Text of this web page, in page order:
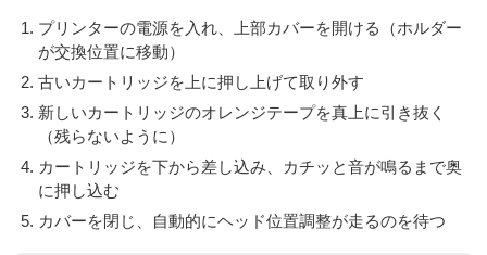
プリンターの電源を入れ、上部カバーを開ける（ホルダー
が交換位置に移動）
古いカートリッジを上に押し上げて取り外す
新しいカートリッジのオレンジテープを真上に引き抜く
（残らないように）
カートリッジを下から差し込み、カチッと音が鳴るまで奥
に押し込む
カバーを閉じ、自動的にヘッド位置調整が走るのを待つ